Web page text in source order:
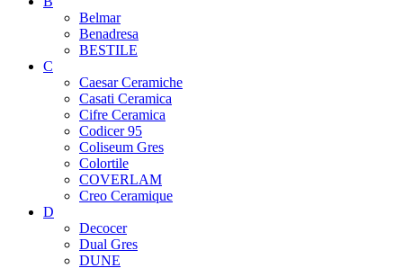
Belmar
Benadresa
BESTILE
C
Caesar Ceramiche
Casati Ceramica
Cifre Ceramica
Codicer 95
Coliseum Gres
Colortile
COVERLAM
Creo Ceramique
D
Decocer
Dual Gres
DUNE